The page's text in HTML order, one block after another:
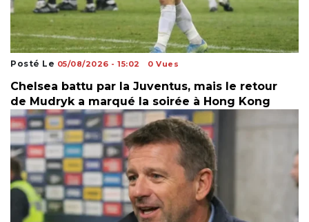
Posté Le 05/08/2026 - 15:02 0 Vues
Chelsea battu par la Juventus, mais le retour
de Mudryk a marqué la soirée à Hong Kong